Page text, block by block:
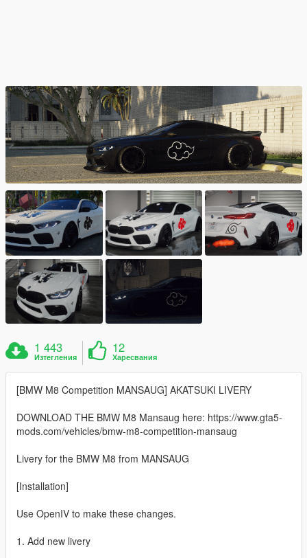
1 443
Изтегления
12
Харесвания
[BMW M8 Competition MANSAUG] AKATSUKI LIVERY
DOWNLOAD THE BMW M8 Mansaug here: https://www.gta5-
mods.com/vehicles/bmw-m8-competition-mansaug
Livery for the BMW M8 from MANSAUG
[Installation]
Use OpenIV to make these changes.
1. Add new livery